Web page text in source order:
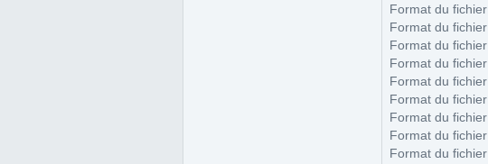
Format du fichier
Format du fichier
Format du fichier
Format du fichier
Format du fichier
Format du fichier
Format du fichier
Format du fichier
Format du fichier